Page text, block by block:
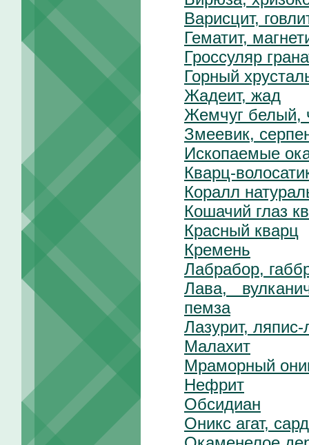
Варисцит,
Гематит,
Гроссуляр
Горный
Жадеит, жад
Жемчуг белый,
Змеевик,
Ископаемые
Кварц-
Коралл
Кошачий глаз
Красный кварц
Кремень
Лабрабор,
Лава,
пемза
Лазурит, ляпис-
Малахит
Мраморный
Нефрит
Обсидиан
Оникс агат,